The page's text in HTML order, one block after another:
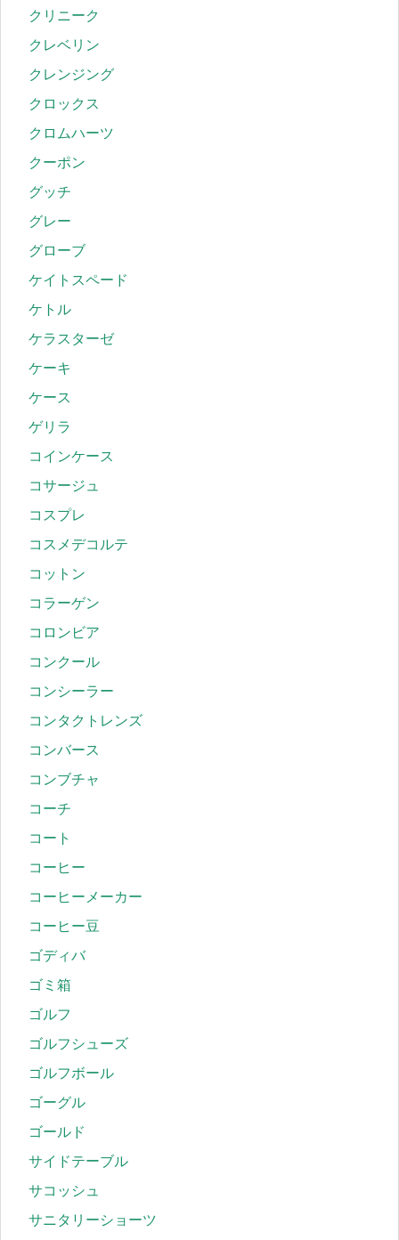
クリニーク
クレベリン
クレンジング
クロックス
クロムハーツ
クーポン
グッチ
グレー
グローブ
ケイトスペード
ケトル
ケラスターゼ
ケーキ
ケース
ゲリラ
コインケース
コサージュ
コスプレ
コスメデコルテ
コットン
コラーゲン
コロンビア
コンクール
コンシーラー
コンタクトレンズ
コンバース
コンブチャ
コーチ
コート
コーヒー
コーヒーメーカー
コーヒー豆
ゴディバ
ゴミ箱
ゴルフ
ゴルフシューズ
ゴルフボール
ゴーグル
ゴールド
サイドテーブル
サコッシュ
サニタリーショーツ